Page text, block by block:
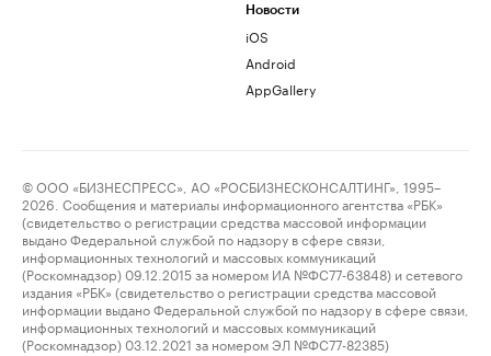
Новости
iOS
Android
AppGallery
© ООО «БИЗНЕСПРЕСС», АО «РОСБИЗНЕСКОНСАЛТИНГ», 1995–
2026. Сообщения и материалы информационного агентства «РБК»
(свидетельство о регистрации средства массовой информации
выдано Федеральной службой по надзору в сфере связи,
информационных технологий и массовых коммуникаций
(Роскомнадзор) 09.12.2015 за номером ИА №ФС77-63848) и сетевого
издания «РБК» (свидетельство о регистрации средства массовой
информации выдано Федеральной службой по надзору в сфере связи,
информационных технологий и массовых коммуникаций
(Роскомнадзор) 03.12.2021 за номером ЭЛ №ФС77-82385)